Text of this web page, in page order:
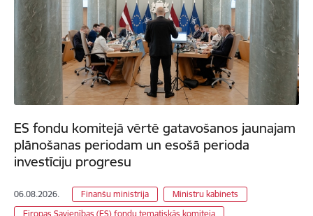
ES fondu komitejā vērtē gatavošanos jaunajam
plānošanas periodam un esošā perioda
investīciju progresu
06.08.2026. Finanšu ministrija
Ministru kabinets
Eiropas Savienības (ES) fondu tematiskās komiteja